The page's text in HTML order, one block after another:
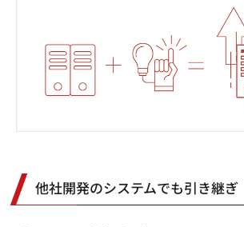
他社開発のシステムでも引き継ぎ